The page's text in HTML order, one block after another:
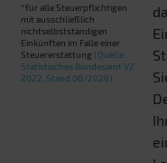
*für alle Steuerpflichtigen
mit ausschließlich
nichtselbstständigen
Einkünften im Falle einer
Steuererstattung (Quelle:
Statistisches Bundesamt VZ
2022, Stand 06/2026)